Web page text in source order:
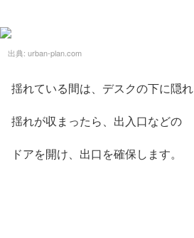
出典: urban-plan.com
揺れている間は、デスクの下に隠れ
揺れが収まったら、出入口などの
ドアを開け、出口を確保します。